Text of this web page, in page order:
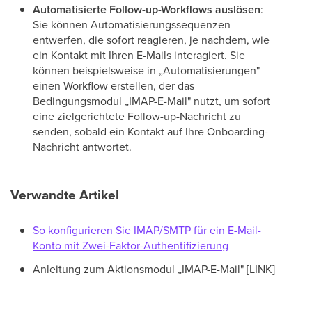
Automatisierte Follow-up-Workflows auslösen:
Sie können Automatisierungssequenzen
entwerfen, die sofort reagieren, je nachdem, wie
ein Kontakt mit Ihren E-Mails interagiert. Sie
können beispielsweise in „Automatisierungen"
einen Workflow erstellen, der das
Bedingungsmodul „IMAP-E-Mail" nutzt, um sofort
eine zielgerichtete Follow-up-Nachricht zu
senden, sobald ein Kontakt auf Ihre Onboarding-
Nachricht antwortet.
Verwandte Artikel
So konfigurieren Sie IMAP/SMTP für ein E-Mail-
Konto mit Zwei-Faktor-Authentifizierung
Anleitung zum Aktionsmodul „IMAP-E-Mail" [LINK]